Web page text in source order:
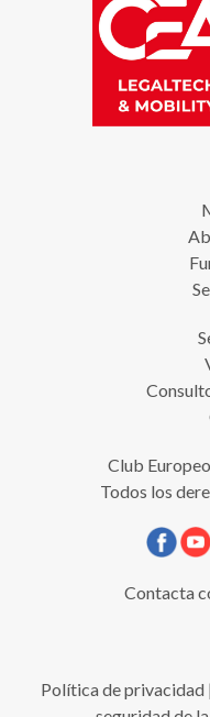
Club
Todos los
Contacta
Política de privacidad